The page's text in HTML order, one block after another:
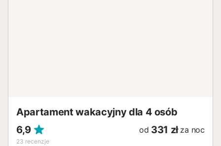
Apartament wakacyjny dla 4 osób
6,9
23 recenzje
od 331 zł za noc